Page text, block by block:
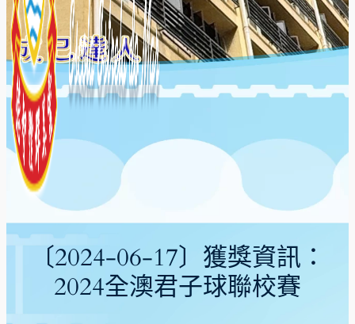
〔2024-06-17〕獲獎資訊：
2024全澳君子球聯校賽